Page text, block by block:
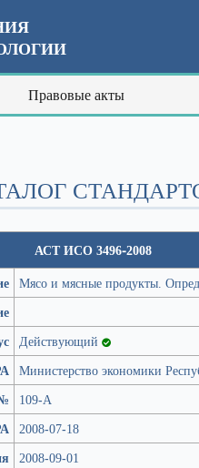
Правовые акты
АСТ ИСО 3496-2008
Мясо и мясные продукты.
Действующий
Министерство экономики
109-А
2008-07-18
2008-09-01